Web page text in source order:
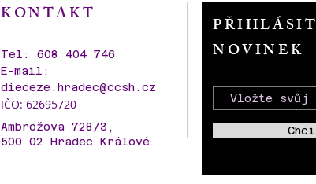
KONTAKT
Tel: 608 404 746
E-mail:
dieceze.hradec@ccsh.cz
IČO: 62695720
Ambrožova 728/3,
500 02 Hradec Králové
NOVINEK